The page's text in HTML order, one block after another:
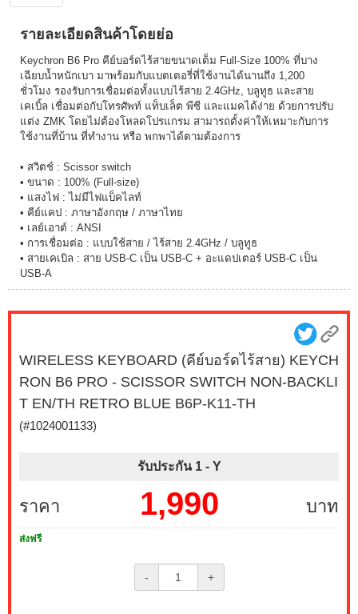
รายละเอียดสินค้าโดยย่อ
Keychron B6 Pro คีย์บอร์ดไร้สายขนาดเต็ม Full-Size 100% ที่บาง
เฉียบน้ำหนักเบา มาพร้อมกับแบตเตอรี่ที่ใช้งานได้นานถึง 1,200
ชั่วโมง รองรับการเชื่อมต่อทั้งแบบไร้สาย 2.4GHz, บลูทูธ และสาย
เคเบิ้ล เชื่อมต่อกับโทรศัพท์ แท็บเล็ต พีซี และแมคได้ง่าย ด้วยการปรับ
แต่ง ZMK โดยไม่ต้องโหลดโปรแกรม สามารถตั้งค่าให้เหมาะกับการ
ใช้งานที่บ้าน ที่ทำงาน หรือ พกพาได้ตามต้องการ
• สวิตช์ : Scissor switch
• ขนาด : 100% (Full-size)
• แสงไฟ : ไม่มีไฟแบ็คไลท์
• คีย์แคป : ภาษาอังกฤษ / ภาษาไทย
• เลย์เอาต์ : ANSI
• การเชื่อมต่อ : แบบใช้สาย / ไร้สาย 2.4GHz / บลูทูธ
• สายเคเบิล : สาย USB-C เป็น USB-C + อะแดปเตอร์ USB-C เป็น
USB-A
WIRELESS KEYBOARD (คีย์บอร์ดไร้สาย) KEYCH
RON B6 PRO - SCISSOR SWITCH NON-BACKLI
T EN/TH RETRO BLUE B6P-K11-TH
(#1024001133)
รับประกัน 1 - Y
ราคา บาท
1,990
ส่งฟรี
- +